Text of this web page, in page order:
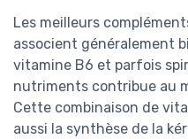
Les meilleurs
associent généralement
vitamine B6 et parfois
nutriments contribue au
Cette combinaison de
aussi la synthèse de la